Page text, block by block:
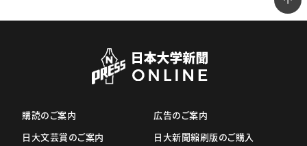
購読のご案内
日大文芸賞のご案内
広告のご案内
日大新聞縮刷版のご購入